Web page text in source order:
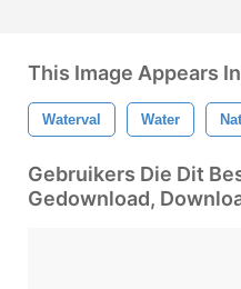
This Image Appears
Waterval Water
Gebruikers Die Dit
Gedownload,